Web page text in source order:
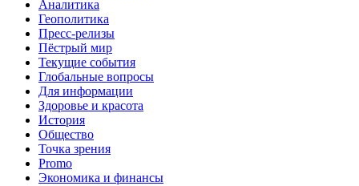
Аналитика
Геополитика
Пресс-релизы
Пёстрый мир
Текущие события
Глобальные вопросы
Для информации
Здоровье и красота
История
Общество
Точка зрения
Promo
Экономика и финансы